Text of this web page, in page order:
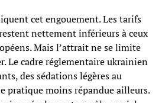
cet engouement. Les tarifs
nettement inférieurs à ceux
Mais l’attrait ne se limite
Le cadre réglementaire ukrainien
des sédations légères au
pratique moins répandue ailleurs.